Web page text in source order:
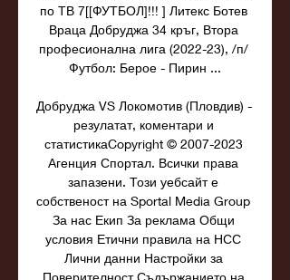
по ТВ 7[[ФУТБОЛ]!!! ] Литекс Ботев
Враца Добруджа 34 кръг, Втора
професионална лига (2022-23), /п/
Футбол: Берое - Пирин ...
Добруджа VS Локомотив (Пловдив) -
резулатат, коментари и
статистикаCopyright © 2007-2023
Агенция Спортал. Всички права
запазени. Този уебсайт е
собственост на Sportal Media Group
За нас Екип За рекламa Общи
условия Етични правила на НСС
Лични данни Настройки за
Поверителност Съдържанието на